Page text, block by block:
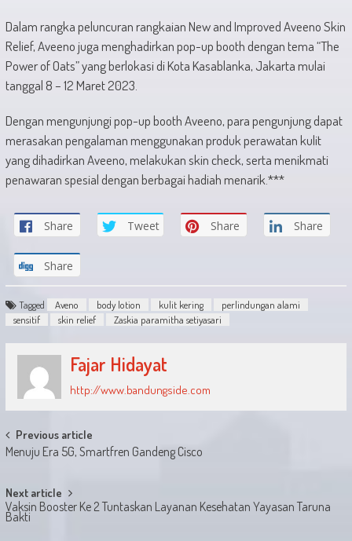
Dalam rangka peluncuran rangkaian New and Improved Aveeno Skin
Relief, Aveeno juga menghadirkan pop-up booth dengan tema “The
Power of Oats” yang berlokasi di Kota Kasablanka, Jakarta mulai
tanggal 8 – 12 Maret 2023.
Dengan mengunjungi pop-up booth Aveeno, para pengunjung dapat
merasakan pengalaman menggunakan produk perawatan kulit
yang dihadirkan Aveeno, melakukan skin check, serta menikmati
penawaran spesial dengan berbagai hadiah menarik.***
Share Tweet Share Share
Share
Tagged Aveno body lotion kulit kering
perlindungan alami
sensitif
skin relief Zaskia paramitha setiyasari
Fajar Hidayat
http://www.bandungside.com
Post
navigation
Previous article
Menuju Era 5G, Smartfren Gandeng Cisco
Next article
Vaksin Booster Ke 2 Tuntaskan Layanan Kesehatan Yayasan Taruna
Bakti